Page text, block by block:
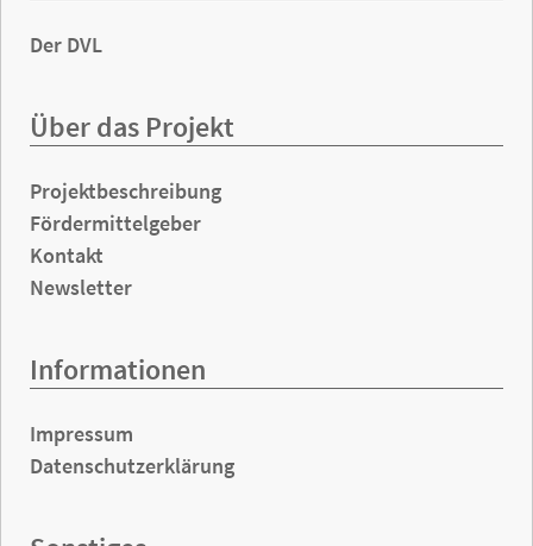
Der DVL
Über das Projekt
Projektbeschreibung
Fördermittelgeber
Kontakt
Newsletter
Informationen
Impressum
Datenschutzerklärung